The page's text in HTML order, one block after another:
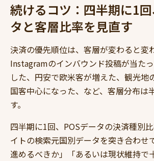
続けるコツ：四半期に1
タと客層比率を見直す
決済の優先順位は、客層が変わると変
Instagramのインバウンド投稿が当た
した、円安で欧米客が増えた、観光地
国客中心になった、など、客層分布は
す。
四半期に1回、POSデータの決済種別
イトの検索元国別データを突き合わせ
進めるべきか」「あるいは現状維持で